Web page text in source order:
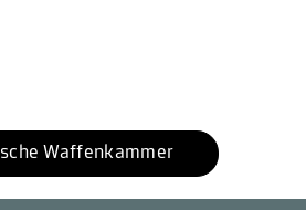
Waffenkammer